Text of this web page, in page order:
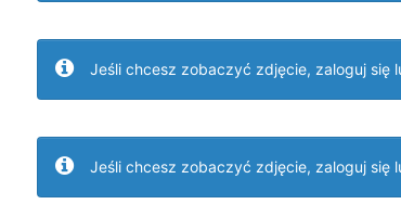
Jeśli chcesz zobaczyć zdjęcie, zaloguj się
Jeśli chcesz zobaczyć zdjęcie, zaloguj się